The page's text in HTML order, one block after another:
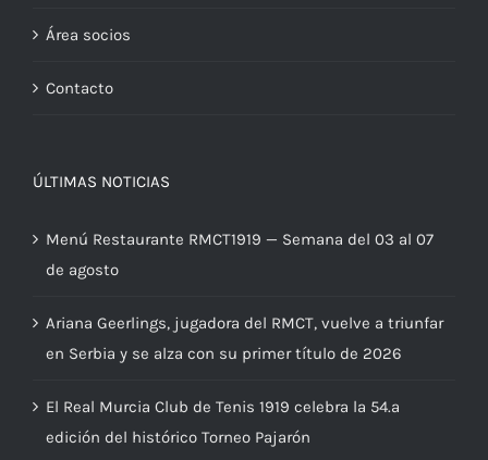
Área socios
Contacto
ÚLTIMAS NOTICIAS
Menú Restaurante RMCT1919 — Semana del 03 al 07
de agosto
Ariana Geerlings, jugadora del RMCT, vuelve a triunfar
en Serbia y se alza con su primer título de 2026
El Real Murcia Club de Tenis 1919 celebra la 54.ª
edición del histórico Torneo Pajarón